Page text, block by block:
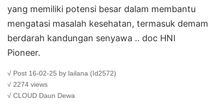
yang memiliki potensi besar dalam membantu
mengatasi masalah kesehatan, termasuk demam
berdarah kandungan senyawa .. doc HNI
Pioneer.
√ Post 16-02-25 by lailana (Id2572)
√ 2274 views
√ CLOUD Daun Dewa